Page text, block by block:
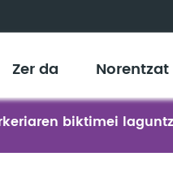
Zer da Norentzat
biktimei